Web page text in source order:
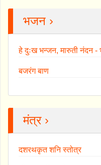
भजन ›
हे दुःख भन्जन, मारुती नंदन
बजरंग बाण
मंत्र ›
दशरथकृत शनि स्तोत्र